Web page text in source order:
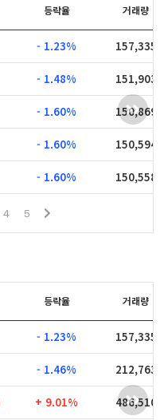
등락율 거래량
- 1.23% 157,335
- 1.48% 151,903
- 1.60% 150,869
- 1.60% 150,594
- 1.60% 150,558
4 5
등락율 거래량
- 1.23% 157,335
- 1.46% 212,763
+ 9.01% 486,510